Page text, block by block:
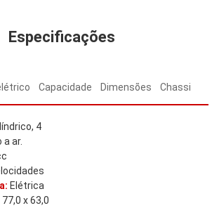
Especificações
Capacidade Dimensões Chassi
4
ar.
Elétrica
77,0 x 63,0